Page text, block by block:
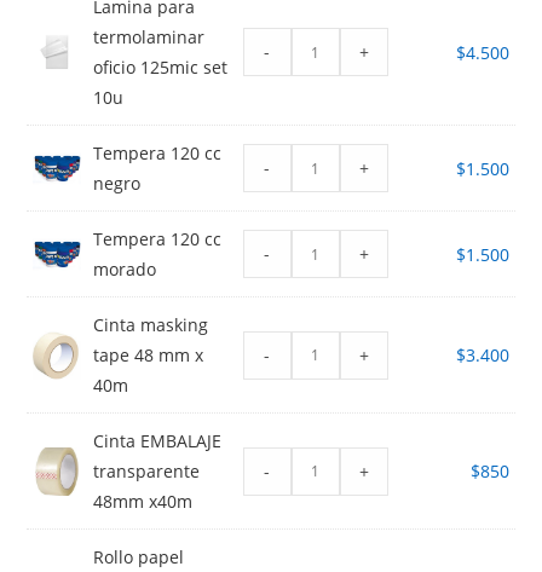
Lamina para
termolaminar
oficio 125mic set
10u
- + $4.500
Tempera 120 cc
negro
- + $1.500
Tempera 120 cc
morado
- + $1.500
Cinta masking
tape 48 mm x
40m
- + $3.400
Cinta EMBALAJE
transparente
48mm x40m
- + $850
Rollo papel